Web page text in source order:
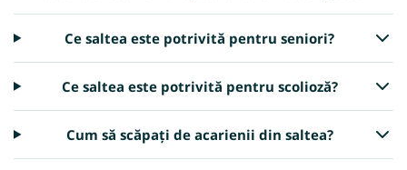
Ce saltea este potrivită pentru seniori?
Ce saltea este potrivită pentru scolioză?
Cum să scăpați de acarienii din saltea?